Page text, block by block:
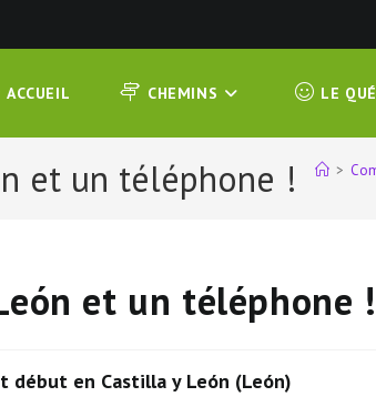
ACCUEIL CHEMINS LE
et un téléphone ! >
et un téléphone !
début en Castilla y León (León)